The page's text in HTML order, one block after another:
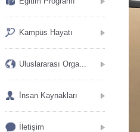
Kampüs Hayatı
Uluslararası Orga...
İnsan Kaynakları
İletişim